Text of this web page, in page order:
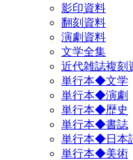
影印資料
翻刻資料
演劇資料
文学全集
近代雑誌複刻
単行本◆文学
単行本◆演劇
単行本◆歴史
単行本◆書誌
単行本◆日本
単行本◆美術